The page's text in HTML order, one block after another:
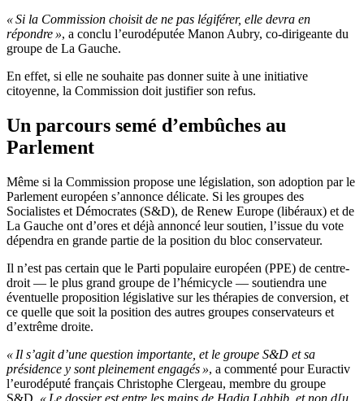
« Si la Commission choisit de ne pas légiférer, elle devra en
répondre », a conclu l’eurodéputée Manon Aubry, co-dirigeante du
groupe de La Gauche.
En effet, si elle ne souhaite pas donner suite à une initiative
citoyenne, la Commission doit justifier son refus.
Un parcours semé d’embûches au
Parlement
Même si la Commission propose une législation, son adoption par le
Parlement européen s’annonce délicate. Si les groupes des
Socialistes et Démocrates (S&D), de Renew Europe (libéraux) et de
La Gauche ont d’ores et déjà annoncé leur soutien, l’issue du vote
dépendra en grande partie de la position du bloc conservateur.
Il n’est pas certain que le Parti populaire européen (PPE) de centre-
droit — le plus grand groupe de l’hémicycle — soutiendra une
éventuelle proposition législative sur les thérapies de conversion, et
ce quelle que soit la position des autres groupes conservateurs et
d’extrême droite.
« Il s’agit d’une question importante, et le groupe S&D et sa
présidence y sont pleinement engagés », a commenté pour Euractiv
l’eurodéputé français Christophe Clergeau, membre du groupe
S&D. « Le dossier est entre les mains de Hadja Lahbib, et non d[u